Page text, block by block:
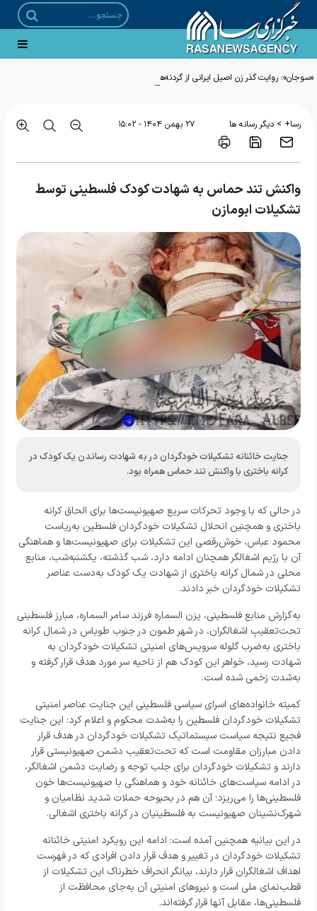
«سوجان»؛ روایت گذر زن اصیل ایرانی از گردنه‌های تاریخ معاصر
رسا+ > دیگر رسانه ها ۲۷ بهمن ۱۴۰۴ - ۱۵:۰۲
واکنش تند حماس به شهادت کودک فلسطینی توسط
تشکیلات ابومازن
جنایت خائنانه تشکیلات خودگردان در به شهادت رساندن یک کودک در
کرانه باختری با واکنش تند حماس همراه بود.
در حالی که با وجود تحرکات سریع صهیونیست‌ها برای الحاق کرانه
باختری و همچنین انحلال تشکیلات خودگردان فلسطین به‌ریاست
محمود عباس، خوش‌رقصی این تشکیلات برای صهیونیست‌ها و هماهنگی
آن با رژیم اشغالگر همچنان ادامه دارد، شب گذشته، یکشنبه‌شب، منابع
محلی در شمال کرانه باختری از شهادت یک کودک به‌دست عناصر
تشکیلات خودگردان خبر دادند.
به‌گزارش منابع فلسطینی، یزن السماره فرزند سامر السماره، مبارز فلسطینی
تحت‌تعقیبِ اشغالگران، در شهر طمون در جنوب طوباس در شمال کرانه
باختری به‌ضرب گلوله سرویس‌های امنیتی تشکیلات خودگردان به
شهادت رسید، خواهر این کودک هم از ناحیه سر مورد هدف قرار گرفته و
به‌شدت زخمی شده است.
کمیته خانواده‌های اسرای سیاسی فلسطینی این جنایت عناصر امنیتی
تشکیلات خودگردان فلسطین را به‌شدت محکوم و اعلام کرد: این جنایت
فجیع نتیجه سیاست سیستماتیک تشکیلات خودگردان در هدف قرار
دادن مبارزان مقاومت است که تحت‌تعقیب دشمن صهیونیستی قرار
دارند و تشکیلات خودگردان برای جلب توجه و رضایت دشمن اشغالگر،
در ادامه سیاست‌های خائنانه خود و هماهنگی با صهیونیست‌ها خون
فلسطینی‌ها را می‌ریزد؛ آن هم در بحبوحه حملات شدید نظامیان و
شهرک‌نشینان صهیونیست به فلسطینیان در کرانه باختری اشغالی.
در این بیانیه همچنین آمده است: ادامه این رویکرد امنیتی خائنانه
تشکیلات خودگردان در تغییر و هدف قرار دادن افرادی که در فهرست
اهداف اشغالگران قرار دارند، بیانگر انحراف خطرناک این تشکیلات از
قطب‌نمای ملی است و نیروهای امنیتی آن به‌جای محافظت از
فلسطینی‌ها، مقابل آنها قرار گرفته‌اند.